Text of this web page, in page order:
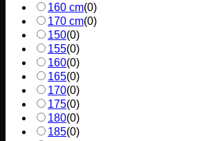
160 cm(0)
170 cm(0)
150(0)
155(0)
160(0)
165(0)
170(0)
175(0)
180(0)
185(0)